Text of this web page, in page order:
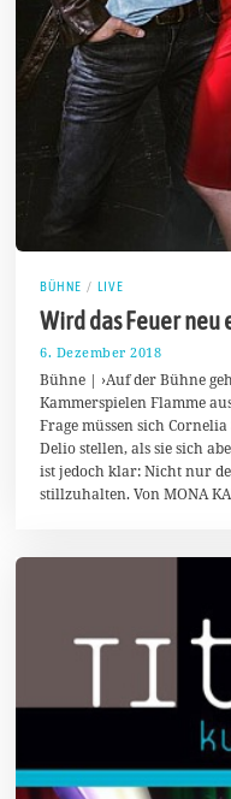
BÜHNE / LIVE
Wird das Feuer neu
6. Dezember 2018
2
.
D
e
z
m
b
Bühne | ›Auf der Bühne
Kammerspielen Flamme
Frage müssen sich
Delio stellen, als sie sich
ist jedoch klar: Nicht nur
stillzuhalten. Von MONA